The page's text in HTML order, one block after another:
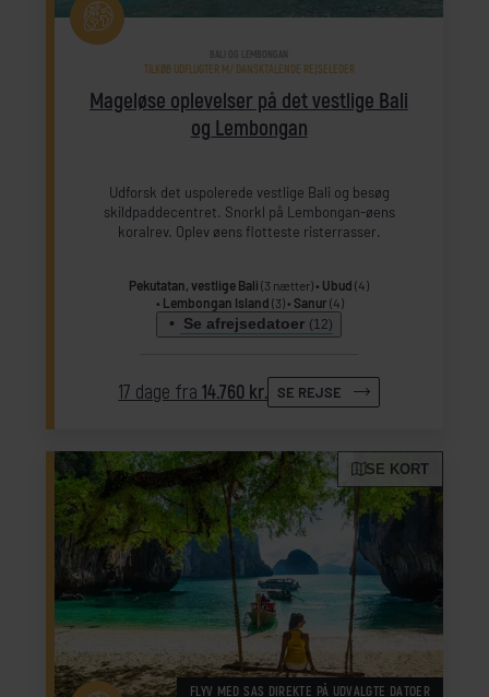
Mageløse oplevelser på det vestlige Bali
og Lembongan
BALI OG LEMBONGAN
TILKØB UDFLUGTER M/ DANSKTALENDE REJSELEDER
Udforsk det uspolerede vestlige Bali og besøg
skildpaddecentret. Snorkl på Lembongan-øens
koralrev. Oplev øens flotteste risterrasser.
Pekutatan, vestlige Bali (3 nætter) Ubud (4)
Lembongan Island (3) Sanur (4)
Se afrejsedatoer (12)
17 dage fra14.760 kr. SE REJSE
SE KORT
FLYV MED SAS DIREKTE PÅ UDVALGTE DATOER